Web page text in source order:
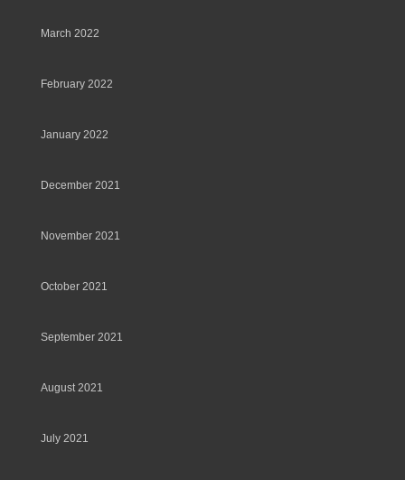
March 2022
February 2022
January 2022
December 2021
November 2021
October 2021
September 2021
August 2021
July 2021